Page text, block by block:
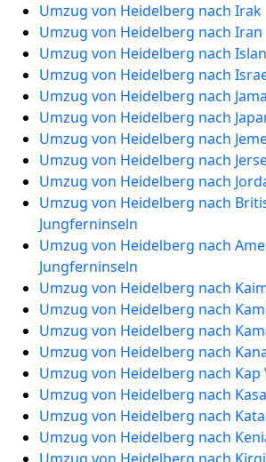
Umzug von Heidelberg nach Irak
Umzug von Heidelberg nach Iran
Umzug von Heidelberg nach
Umzug von Heidelberg nach
Umzug von Heidelberg nach
Umzug von Heidelberg nach
Umzug von Heidelberg nach
Umzug von Heidelberg nach
Umzug von Heidelberg nach
Umzug von Heidelberg nach
Jungferninseln
Umzug von Heidelberg nach
Jungferninseln
Umzug von Heidelberg nach
Umzug von Heidelberg nach
Umzug von Heidelberg nach
Umzug von Heidelberg nach
Umzug von Heidelberg nach Kap
Umzug von Heidelberg nach
Umzug von Heidelberg nach
Umzug von Heidelberg nach